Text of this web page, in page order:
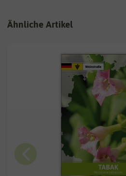
Ähnliche Artikel